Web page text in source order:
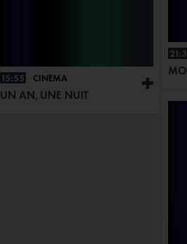
+
15:55 CINÉMA
UN AN, UNE NUIT